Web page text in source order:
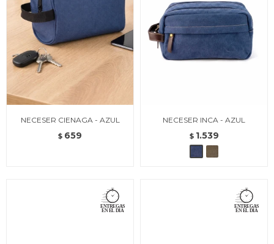
NECESER CIENAGA - AZUL
$ 659
NECESER INCA - AZUL
$ 1.539